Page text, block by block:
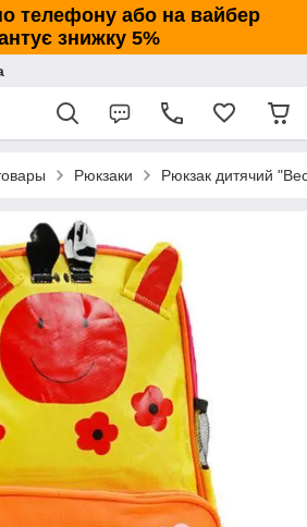
телефону або на вайбер
знижку 5%
Рюкзаки Рюкзак дитячий